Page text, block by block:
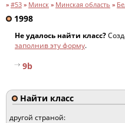
» #53 » Минск » Минская область »
1998
Не удалось найти класс?
заполнив эту форму.
9b
Найти класс
другой страной: